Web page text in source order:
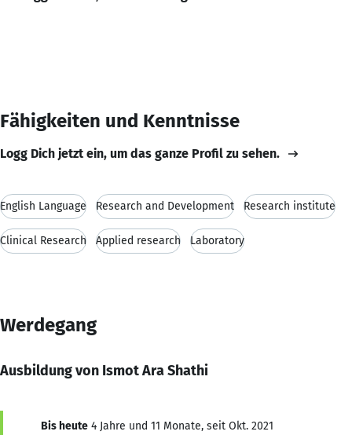
Fähigkeiten und Kenntnisse
Logg Dich jetzt ein, um das ganze Profil zu sehen.
English Language Research and Development Research institute
Clinical Research Applied research Laboratory
Werdegang
Ausbildung von Ismot Ara Shathi
Bis heute 4 Jahre und 11 Monate, seit Okt. 2021